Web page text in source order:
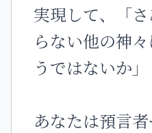
実現して、「
らない他の神
うではないか」
あなたは預言